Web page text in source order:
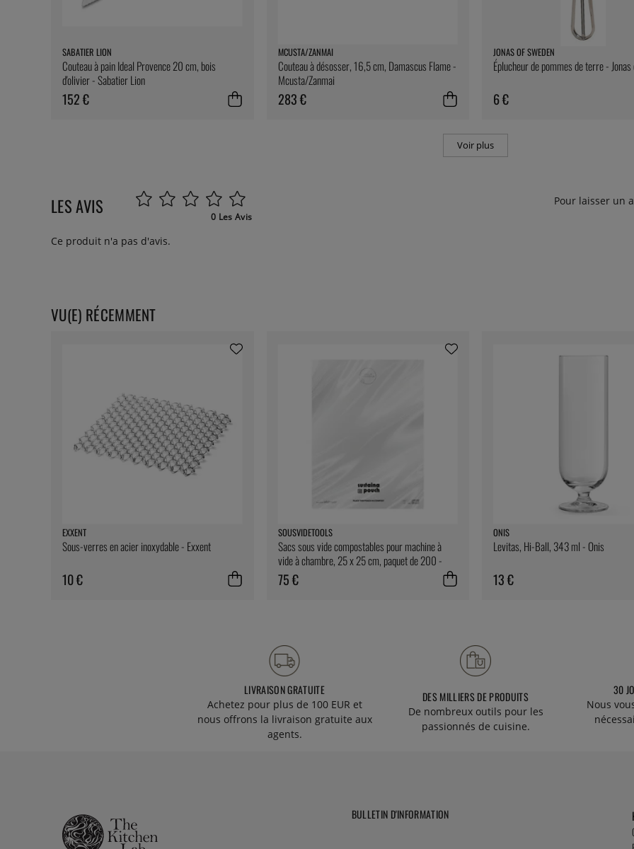
SABATIER LION
Couteau à pain Ideal Provence 20 cm, bois
d'olivier - Sabatier Lion
152 €
MCUSTA/ZANMAI
Couteau à désosser, 16,5 cm, Damascus Flame -
Mcusta/Zanmai
283 €
JONAS OF SWEDEN
Éplucheur de pommes de terre -
6 €
Voir plus
LES AVIS 0 Les Avis
Pour laisser un
Ce produit n'a pas d'avis.
VU(E) RÉCEMMENT
EXXENT
Sous-verres en acier inoxydable - Exxent
10 €
SOUSVIDETOOLS
Sacs sous vide compostables pour machine à
vide à chambre, 25 x 25 cm, paquet de 200 -
SousVideTools
75 €
ONIS
Levitas, Hi-Ball, 343 ml - Onis
13 €
LIVRAISON GRATUITE
Achetez pour plus de 100 EUR et
nous offrons la livraison gratuite aux
agents.
DES MILLIERS DE PRODUITS
De nombreux outils pour les
passionnés de cuisine.
30
Nous
BULLETIN D'INFORMATION